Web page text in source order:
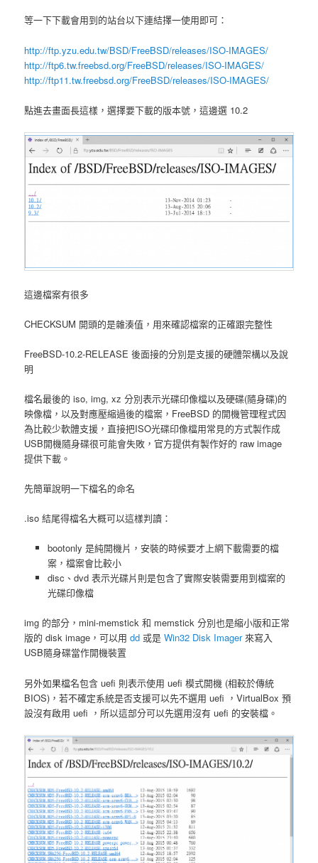
等一下下載會用到的站台以下連結擇一使用即可：
http://ftp.yzu.edu.tw/BSD/FreeBSD/releases/ISO-IMAGES/
http://ftp6.tw.freebsd.org/FreeBSD/releases/ISO-IMAGES/
http://ftp11.tw.freebsd.org/FreeBSD/releases/ISO-IMAGES/
點進去畫面長這樣，選擇要下載的版本號，這邊選 10.2
這邊檔案有很多
CHECKSUM 開頭的是雜湊值，用來確認檔案的正確跟完整性
FreeBSD-10.2-RELEASE 後面接的分別是支援的硬體架構以及說
明
檔名最後的 iso, img, xz 分別表示光碟印像檔以及硬碟(隨身碟)的
映像檔，以及對應壓縮過後的檔案，FreeBSD 的開機管理程式因
為比較少軟體支援，直接把ISO光碟印像檔用常見的方式製作成
USB開機隨身碟很可能會失敗，官方提供有製作好的 raw image
提供下載。
先簡單說明一下檔名的命名
.iso 結尾得檔名大概可以這樣判讀：
bootonly 是純開機片，安裝的時候要才上網下載需要的檔
案，檔案會比較小
disc、dvd 表示光碟片則是包含了實際安裝需要用到檔案的
光碟印像檔
img 的部分，mini-memstick 和 memstick 分別也是縮小版和正常
版的 disk image，可以用dd 或是Win32 Disk Imager來寫入
USB隨身碟當作開機裝置
另外如果檔名包含 uefi 則表示使用 uefi 模式開機 (相較於傳統
BIOS)，若不確定系統是否支援可以先不選用 uefi ，VirtualBox 預
設沒有啟用 uefi ，所以這部分可以先選用沒有 uefi 的安裝檔。